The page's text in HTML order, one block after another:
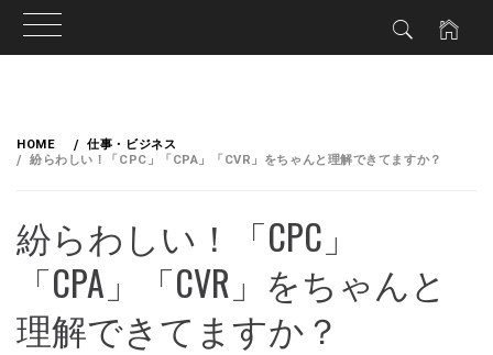
HOME
仕事・ビジネス
紛らわしい！「CPC」「CPA」「CVR」をちゃんと理解できてますか？
紛らわしい！「CPC」
「CPA」「CVR」をちゃんと
理解できてますか？